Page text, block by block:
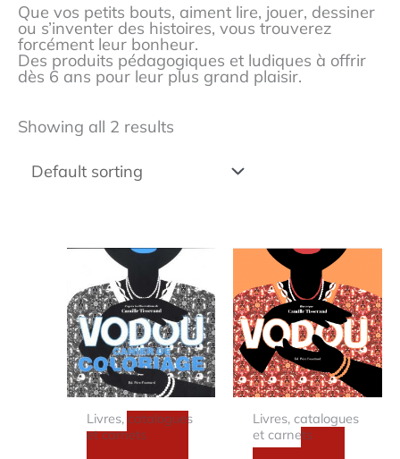
Que vos petits bouts, aiment lire, jouer, dessiner
ou s’inventer des histoires, vous trouverez
forcément leur bonheur.
Des produits pédagogiques et ludiques à offrir
dès 6 ans pour leur plus grand plaisir.
Showing all 2 results
Livres, catalogues
et carnets
Livres, catalogues
et carnets